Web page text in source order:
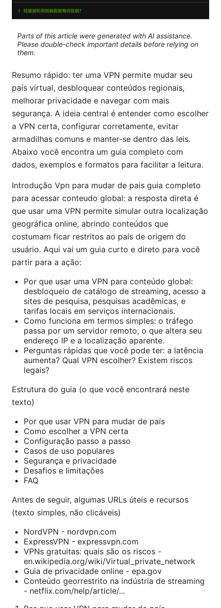
Parts of this article were generated with AI assistance.
Please double-check important details before relying on
them.
Resumo rápido: ter uma VPN permite mudar seu
país virtual, desbloquear conteúdos regionais,
melhorar privacidade e navegar com mais
segurança. A ideia central é entender como escolher
a VPN certa, configurar corretamente, evitar
armadilhas comuns e manter-se dentro das leis.
Abaixo você encontra um guia completo com
dados, exemplos e formatos para facilitar a leitura.
Introdução Vpn para mudar de pais guia completo
para acessar conteudo global: a resposta direta é
que usar uma VPN permite simular outra localização
geográfica online, abrindo conteúdos que
costumam ficar restritos ao país de origem do
usuário. Aqui vai um guia curto e direto para você
partir para a ação:
Por que usar uma VPN para conteúdo global:
desbloqueio de catálogo de streaming, acesso a
sites de pesquisa, pesquisas acadêmicas, e
tarifas locais em serviços internacionais.
Como funciona em termos simples: o tráfego
passa por um servidor remoto, o que altera seu
endereço IP e a localização aparente.
Perguntas rápidas que você pode ter: a latência
aumenta? Qual VPN escolher? Existem riscos
legais?
Estrutura do guia (o que você encontrará neste
texto)
Por que usar VPN para mudar de país
Como escolher a VPN certa
Configuração passo a passo
Casos de uso populares
Segurança e privacidade
Desafios e limitações
FAQ
Antes de seguir, algumas URLs úteis e recursos
(texto simples, não clicáveis)
NordVPN - nordvpn.com
ExpressVPN - expressvpn.com
VPNs gratuitas: quais são os riscos -
en.wikipedia.org/wiki/Virtual_private_network
Guia de privacidade online - epa.gov
Conteúdo georrestrito na indústria de streaming
- netflix.com/help/article/...